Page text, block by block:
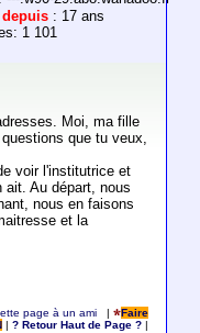
depuis : 17 ans
1 101
Moi, ma fille
que tu veux,
voir l'institutrice et
ait. Au départ, nous
nous en faisons
et la
page à un ami |
Faire
|? Retour Haut de Page ?